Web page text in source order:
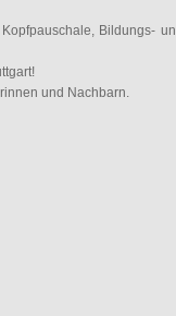
Bildungs-
und Nachbarn.